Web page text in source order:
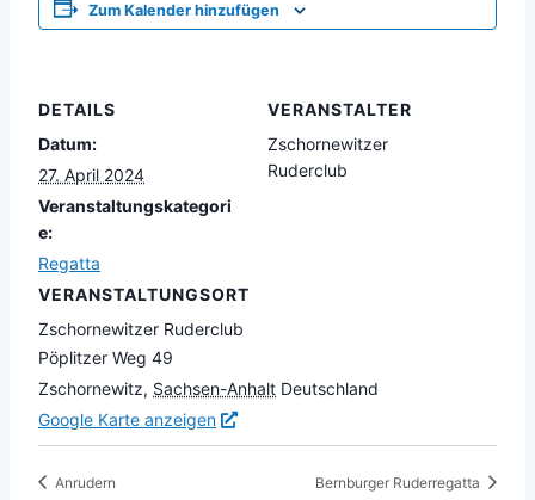
Zum Kalender hinzufügen
DETAILS
Datum:
27. April 2024
Veranstaltungskategori
e:
Regatta
VERANSTALTUNGSORT
Zschornewitzer Ruderclub
Pöplitzer Weg 49
Zschornewitz, Sachsen-Anhalt Deutschland
Google Karte anzeigen
VERANSTALTER
Zschornewitzer
Ruderclub
Anrudern Bernburger Ruderregatta